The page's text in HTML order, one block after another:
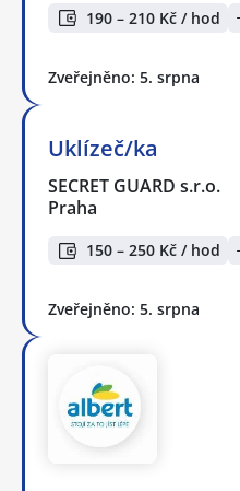
190 – 210 Kč / hod
Zveřejněno: 5. srpna
Uklízeč/ka
SECRET GUARD s.r.o.
Praha
150 – 250 Kč / hod
Zveřejněno: 5. srpna